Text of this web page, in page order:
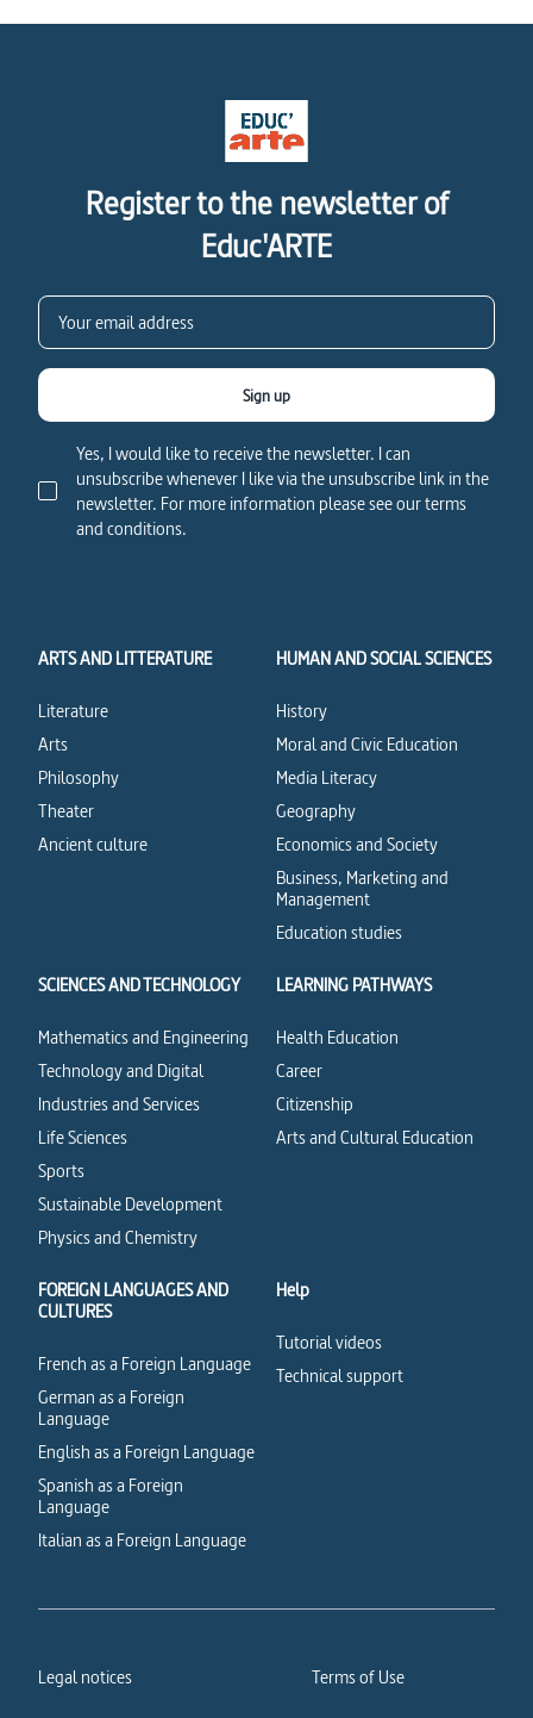
Register to the newsletter of
Educ'ARTE
Yes, I would like to receive the newsletter. I can
unsubscribe whenever I like via the unsubscribe link in the
newsletter. For more information please see our terms
and conditions.
Sign up
ARTS AND LITTERATURE
Literature
Arts
Philosophy
Theater
Ancient culture
HUMAN AND SOCIAL SCIENCES
History
Moral and Civic Education
Media Literacy
Geography
Economics and Society
Business, Marketing and
Management
Education studies
SCIENCES AND TECHNOLOGY
Mathematics and Engineering
Technology and Digital
Industries and Services
Life Sciences
Sports
Sustainable Development
Physics and Chemistry
LEARNING PATHWAYS
Health Education
Career
Citizenship
Arts and Cultural Education
FOREIGN LANGUAGES AND
CULTURES
French as a Foreign Language
German as a Foreign
Language
English as a Foreign Language
Spanish as a Foreign
Language
Italian as a Foreign Language
Help
Tutorial videos
Technical support
Legal notices Terms of Use